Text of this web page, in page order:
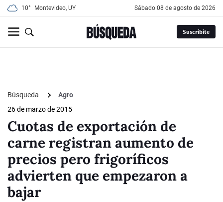
10° Montevideo, UY sábado 08 de agosto de 2026
Suscribite
Búsqueda
Agro
26 de marzo de 2015
Cuotas de exportación de
carne registran aumento de
precios pero frigoríficos
advierten que empezaron a
bajar